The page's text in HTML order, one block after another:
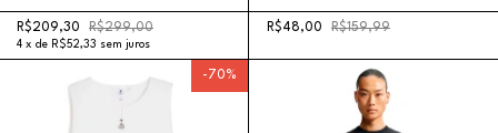
R$209,30 R$299,00
4 x de R$52,33 sem juros
R$48,00 R$159,99
-70%